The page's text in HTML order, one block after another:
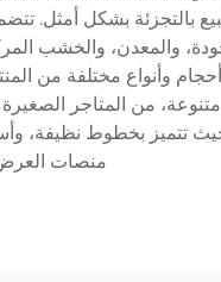
بالتجزئة بشكل أمثل.
والمعدن، والخشب
متنوعة، من المتاجر
تتميز بخطوط نظيفة،
منصات العرض